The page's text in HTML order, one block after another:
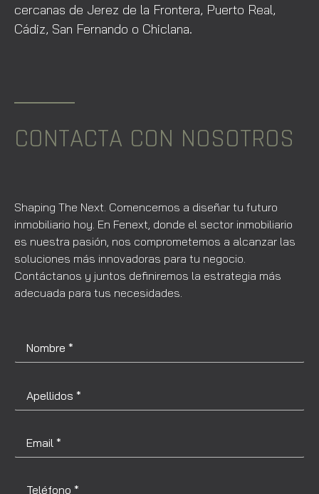
cercanas de Jerez de la Frontera, Puerto Real,
Cádiz, San Fernando o Chiclana.
CONTACTA CON NOSOTROS
Shaping The Next. Comencemos a diseñar tu futuro
inmobiliario hoy. En Fenext, donde el sector inmobiliario
es nuestra pasión, nos comprometemos a alcanzar las
soluciones más innovadoras para tu negocio.
Contáctanos y juntos definiremos la estrategia más
adecuada para tus necesidades.